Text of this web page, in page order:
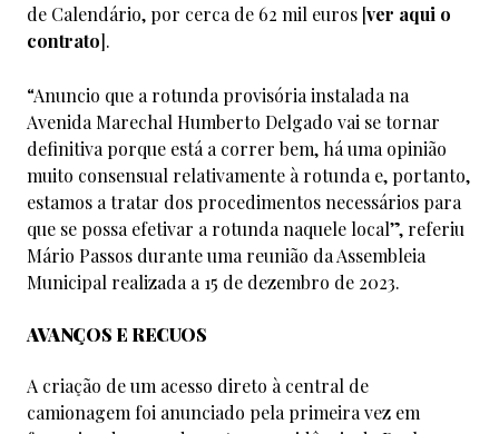
de Calendário, por cerca de 62 mil euros [ver aqui o
contrato].
“Anuncio que a rotunda provisória instalada na
Avenida Marechal Humberto Delgado vai se tornar
definitiva porque está a correr bem, há uma opinião
muito consensual relativamente à rotunda e, portanto,
estamos a tratar dos procedimentos necessários para
que se possa efetivar a rotunda naquele local”, referiu
Mário Passos durante uma reunião da Assembleia
Municipal realizada a 15 de dezembro de 2023.
AVANÇOS E RECUOS
A criação de um acesso direto à central de
camionagem foi anunciado pela primeira vez em